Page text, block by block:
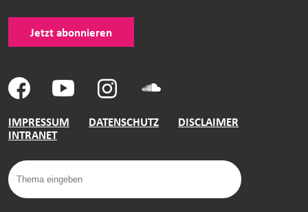
Jetzt abonnieren
IMPRESSUM DATENSCHUTZ
DISCLAIMER
INTRANET